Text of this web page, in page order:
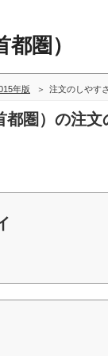
圏）
年版 注文のしやすさ
都圏）の注